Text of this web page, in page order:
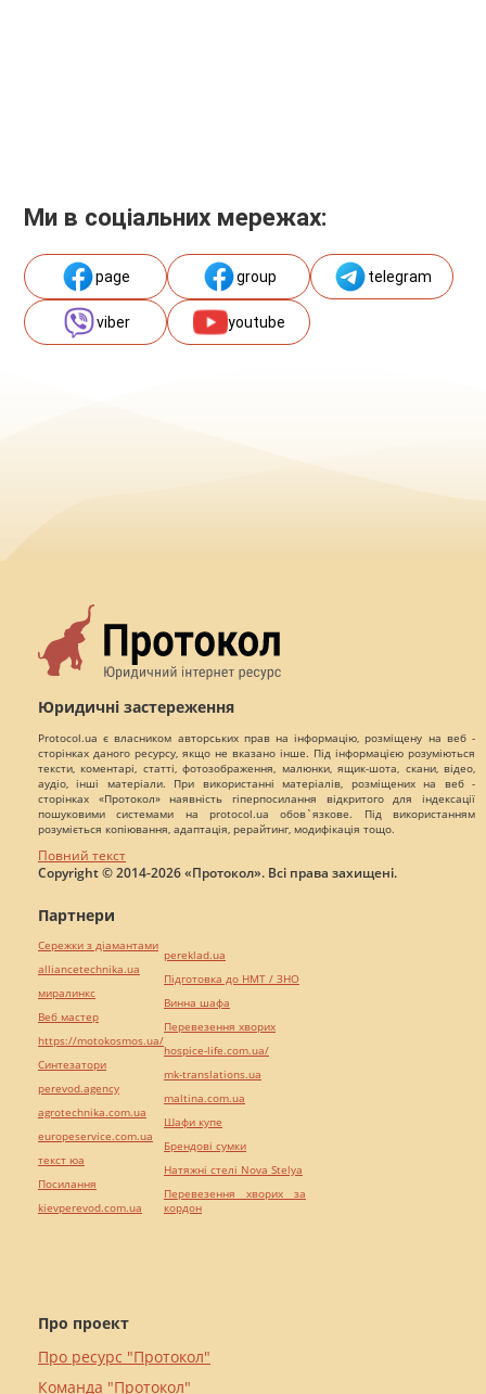
Ми в соціальних мережах:
page group telegram
viber youtube
Юридичні застереження
Protocol.ua є власником авторських прав на інформацію, розміщену на веб -
сторінках даного ресурсу, якщо не вказано інше. Під інформацією розуміються
тексти, коментарі, статті, фотозображення, малюнки, ящик-шота, скани, відео,
аудіо, інші матеріали. При використанні матеріалів, розміщених на веб -
сторінках «Протокол» наявність гіперпосилання відкритого для індексації
пошуковими системами на protocol.ua обов`язкове. Під використанням
розуміється копіювання, адаптація, рерайтинг, модифікація тощо.
Повний текст
Copyright © 2014-2026 «Протокол». Всі права захищені.
Про проект
Про ресурс "Протокол"
Команда "Протокол"
Партнери
Сережки з діамантами
alliancetechnika.ua
миралинкс
Веб мастер
https://motokosmos.ua/
Синтезатори
perevod.agency
agrotechnika.com.ua
europeservice.com.ua
текст юа
Посилання
kievperevod.com.ua
pereklad.ua
Підготовка до НМТ / ЗНО
Винна шафа
Перевезення хворих
hospice-life.com.ua/
mk-translations.ua
maltina.com.ua
Шафи купе
Брендові сумки
Натяжні стелі Nova Stelya
Перевезення хворих за
кордон